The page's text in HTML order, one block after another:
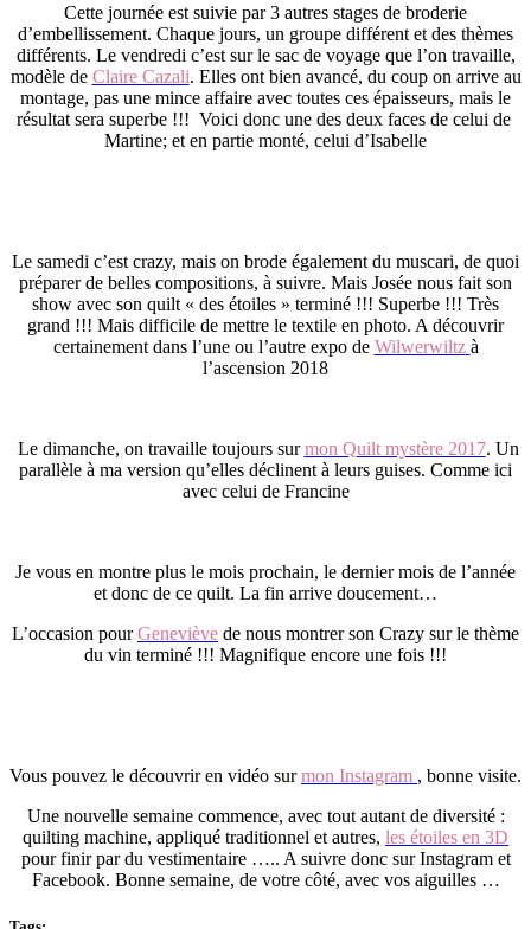
Cette journée est suivie par 3 autres stages de broderie
d’embellissement. Chaque jours, un groupe différent et des thèmes
différents. Le vendredi c’est sur le sac de voyage que l’on travaille,
modèle de Claire Cazali. Elles ont bien avancé, du coup on arrive au
montage, pas une mince affaire avec toutes ces épaisseurs, mais le
résultat sera superbe !!! Voici donc une des deux faces de celui de
Martine; et en partie monté, celui d’Isabelle
Le samedi c’est crazy, mais on brode également du muscari, de quoi
préparer de belles compositions, à suivre. Mais Josée nous fait son
show avec son quilt « des étoiles » terminé !!! Superbe !!! Très
grand !!! Mais difficile de mettre le textile en photo. A découvrir
certainement dans l’une ou l’autre expo de Wilwerwiltz à
l’ascension 2018
Le dimanche, on travaille toujours surmon Quilt mystère 2017. Un
parallèle à ma version qu’elles déclinent à leurs guises. Comme ici
avec celui de Francine
Je vous en montre plus le mois prochain, le dernier mois de l’année
et donc de ce quilt. La fin arrive doucement…
L’occasion pourGeneviève de nous montrer son Crazy sur le thème
du vin terminé !!! Magnifique encore une fois !!!
Vous pouvez le découvrir en vidéo surmon Instagram , bonne visite.
Une nouvelle semaine commence, avec tout autant de diversité :
quilting machine, appliqué traditionnel et autres, les étoiles en 3D
pour finir par du vestimentaire ….. A suivre donc sur Instagram et
Facebook. Bonne semaine, de votre côté, avec vos aiguilles …